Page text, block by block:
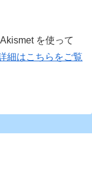
を使って
細はこちらをご覧